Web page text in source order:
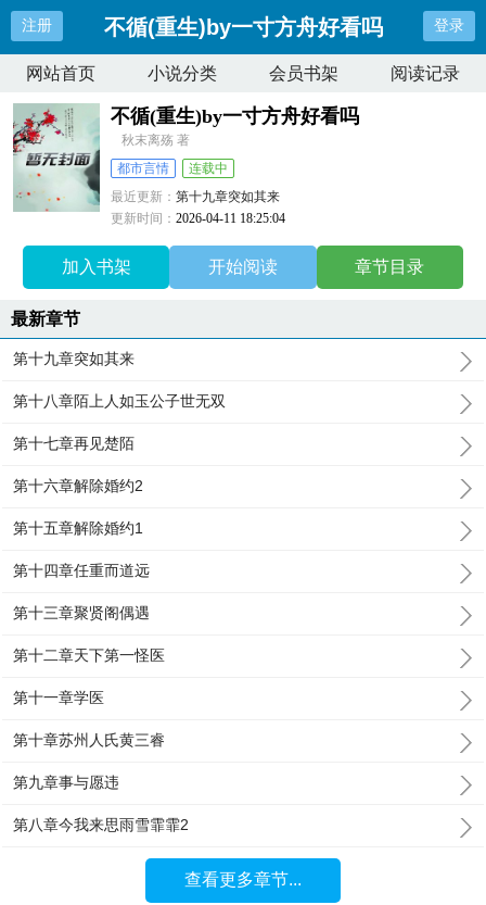
注册 不循(重生)by一寸方舟好看吗 登录
网站首页 小说分类 会员书架 阅读记录
不循(重生)by一寸方舟好看吗
秋末离殇 著
都市言情
连载中
最近更新：第十九章突如其来
更新时间：2026-04-11 18:25:04
加入书架 开始阅读 章节目录
最新章节
第十九章突如其来
第十八章陌上人如玉公子世无双
第十七章再见楚陌
第十六章解除婚约2
第十五章解除婚约1
第十四章任重而道远
第十三章聚贤阁偶遇
第十二章天下第一怪医
第十一章学医
第十章苏州人氏黄三睿
第九章事与愿违
第八章今我来思雨雪霏霏2
查看更多章节...